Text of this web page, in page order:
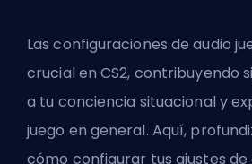
Las configuraciones de audio
crucial en CS2, contribuyendo
a tu conciencia situacional y
juego en general. Aquí,
cómo configurar tus ajustes de